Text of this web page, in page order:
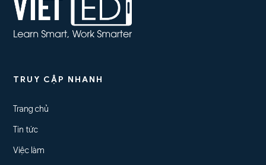
TRUY CẬP NHANH
Trang chủ
Tin tức
Việc làm